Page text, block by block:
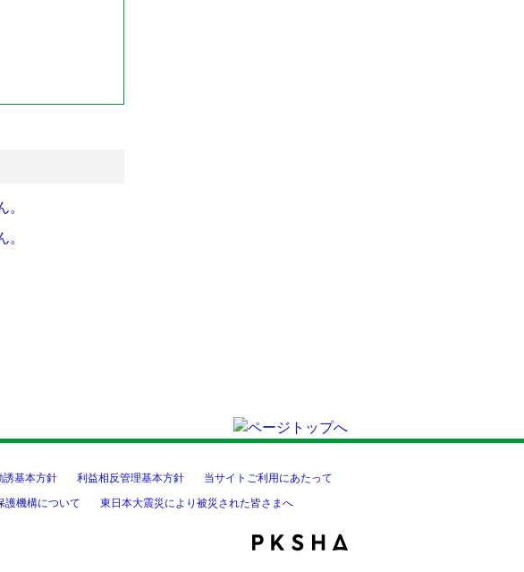
。
誘基本方針 利益相反管理基本方針
当サイトご利用にあたって
護機構について 東日本大震災により被災された皆さまへ